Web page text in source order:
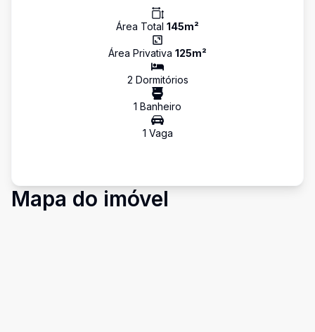
Área Total 145m²
Área Privativa 125m²
2 Dormitórios
1 Banheiro
1 Vaga
Mapa do imóvel